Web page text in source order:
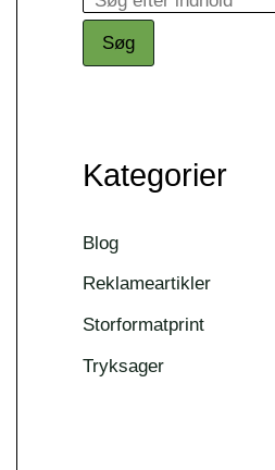
Søg
Kategorier
Blog
Reklameartikler
Storformatprint
Tryksager